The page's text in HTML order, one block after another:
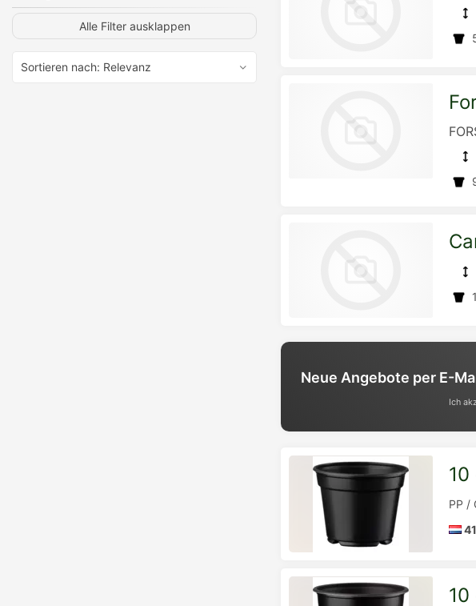
Alle Filter ausklappen
Detailseite
Neue Angebote per E-
Ich
Detailseite
10
PP /
10